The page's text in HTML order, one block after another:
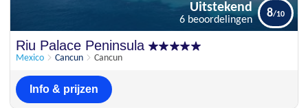
Uitstekend
Riu Palace Peninsula
Mexico Cancun Cancun
Uitstekend
6 beoordelingen
8
Info & prijzen